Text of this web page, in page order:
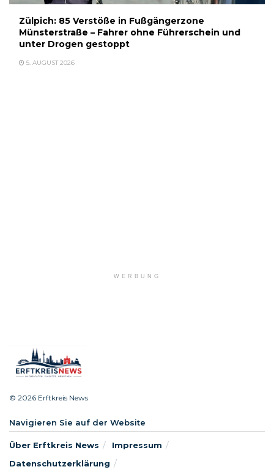
Zülpich: 85 Verstöße in Fußgängerzone
Münsterstraße – Fahrer ohne Führerschein und
unter Drogen gestoppt
5. AUGUST 2026
WERBUNG
© 2026 Erftkreis News
Navigieren Sie auf der Website
Über Erftkreis News
Impressum
Datenschutzerklärung